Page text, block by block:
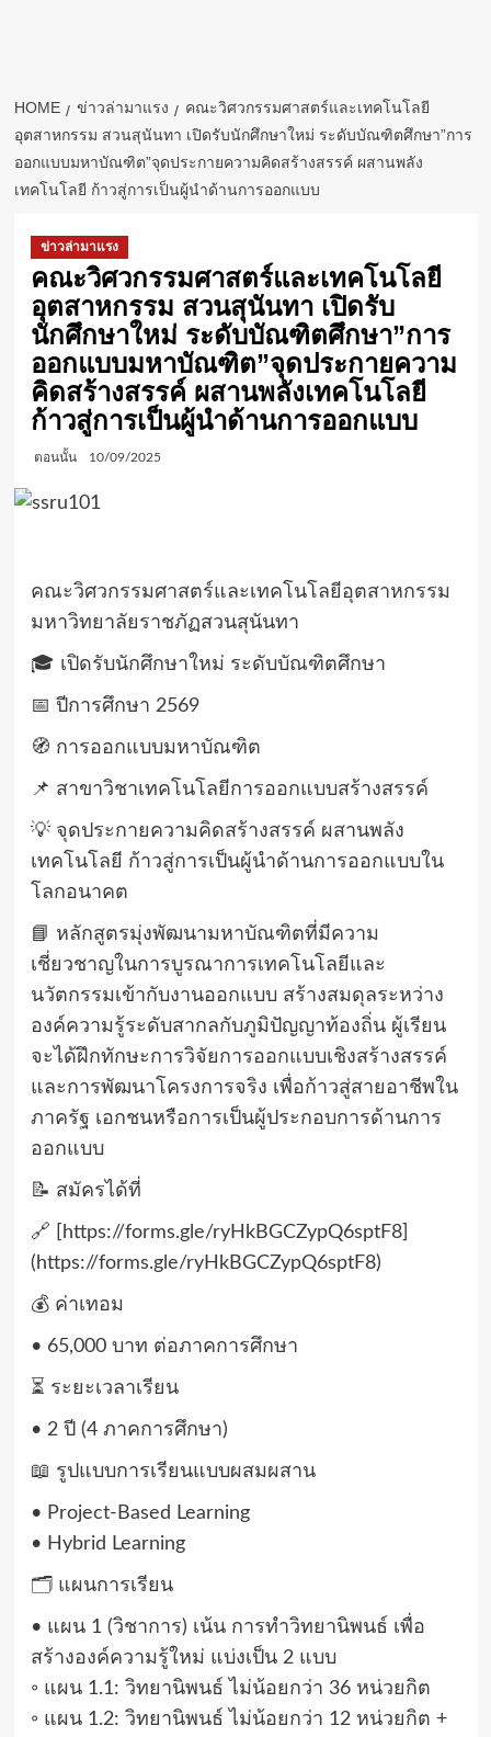
HOME ข่าวล่ามาแรง
คณะวิศวกรรมศาสตร์และเทคโนโลยี
อุตสาหกรรม สวนสุนันทา เปิดรับนักศึกษาใหม่ ระดับบัณฑิตศึกษา”การ
ออกแบบมหาบัณฑิต”จุดประกายความคิดสร้างสรรค์ ผสานพลัง
เทคโนโลยี ก้าวสู่การเป็นผู้นำด้านการออกแบบ
ข่าวล่ามาแรง
คณะวิศวกรรมศาสตร์และเทคโนโลยี
อุตสาหกรรม สวนสุนันทา เปิดรับ
นักศึกษาใหม่ ระดับบัณฑิตศึกษา”การ
ออกแบบมหาบัณฑิต”จุดประกายความ
คิดสร้างสรรค์ ผสานพลังเทคโนโลยี
ก้าวสู่การเป็นผู้นำด้านการออกแบบ
ตอนนั้น 10/09/2025
คณะวิศวกรรมศาสตร์และเทคโนโลยีอุตสาหกรรม
มหาวิทยาลัยราชภัฏสวนสุนันทา
🎓 เปิดรับนักศึกษาใหม่ ระดับบัณฑิตศึกษา
📅 ปีการศึกษา 2569
🧭 การออกแบบมหาบัณฑิต
📌 สาขาวิชาเทคโนโลยีการออกแบบสร้างสรรค์
💡 จุดประกายความคิดสร้างสรรค์ ผสานพลัง
เทคโนโลยี ก้าวสู่การเป็นผู้นำด้านการออกแบบใน
โลกอนาคต
📘 หลักสูตรมุ่งพัฒนามหาบัณฑิตที่มีความ
เชี่ยวชาญในการบูรณาการเทคโนโลยีและ
นวัตกรรมเข้ากับงานออกแบบ สร้างสมดุลระหว่าง
องค์ความรู้ระดับสากลกับภูมิปัญญาท้องถิ่น ผู้เรียน
จะได้ฝึกทักษะการวิจัยการออกแบบเชิงสร้างสรรค์
และการพัฒนาโครงการจริง เพื่อก้าวสู่สายอาชีพใน
ภาครัฐ เอกชนหรือการเป็นผู้ประกอบการด้านการ
ออกแบบ
📝 สมัครได้ที่
🔗 [https://forms.gle/ryHkBGCZypQ6sptF8]
(https://forms.gle/ryHkBGCZypQ6sptF8)
💰 ค่าเทอม
• 65,000 บาท ต่อภาคการศึกษา
⏳ ระยะเวลาเรียน
• 2 ปี (4 ภาคการศึกษา)
📖 รูปแบบการเรียนแบบผสมผสาน
• Project-Based Learning
• Hybrid Learning
🗂️ แผนการเรียน
• แผน 1 (วิชาการ) เน้น การทำวิทยานิพนธ์ เพื่อ
สร้างองค์ความรู้ใหม่ แบ่งเป็น 2 แบบ
◦ แผน 1.1: วิทยานิพนธ์ ไม่น้อยกว่า 36 หน่วยกิต
◦ แผน 1.2: วิทยานิพนธ์ ไม่น้อยกว่า 12 หน่วยกิต +